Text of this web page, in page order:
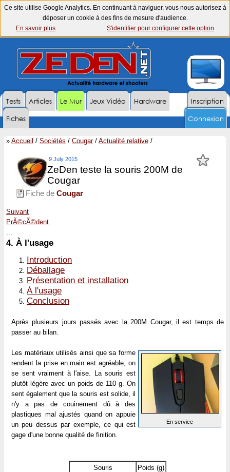
Ce site utilise Google Analytics. En continuant à naviguer, vous nous autorisez à
déposer un cookie à des fins de mesure d'audience.
En savoir plus
S'identifier pour configurer cette option
Inscription
Tests Articles Le Mur Jeux Vidéo
Hardware
Fiches
Connexion
» Accueil / Sociétés / Cougar/ Actualité relative /
9 July 2015
ZeDen teste la souris 200M de
Cougar
Fiche de Cougar
Suivant
PrÃ©cÃ©dent
...
4. À l'usage
Introduction
Déballage
Présentation et installation
À l'usage
Conclusion
Après plusieurs jours passés avec la 200M Cougar, il est temps de
passer au bilan.
En service
Les matériaux utilisés ainsi que sa forme
rendent la prise en main est agréable, on
se sent vraiment à l'aise. La souris est
plutôt légère avec un poids de 110 g. On
sent également que la souris est solide, il
n'y a pas de couinement dû à des
plastiques mal ajustés quand on appuie
un peu dessus par exemple, ce qui est
gage d'une bonne qualité de finition.
Souris
Poids (g)